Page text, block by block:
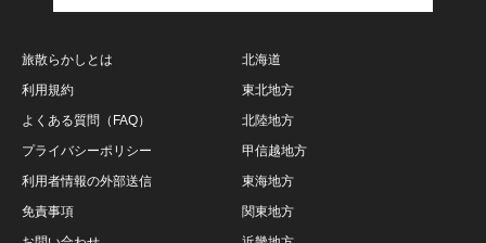
旅散らかしとは
利用規約
よくある質問（FAQ）
プライバシーポリシー
利用者情報の外部送信
免責事項
北海道
東北地方
北陸地方
甲信越地方
東海地方
関東地方